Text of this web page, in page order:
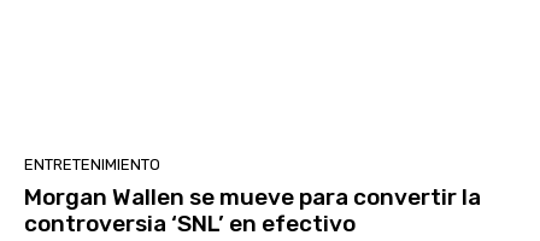
ENTRETENIMIENTO
Morgan Wallen se mueve para convertir la
controversia ‘SNL’ en efectivo